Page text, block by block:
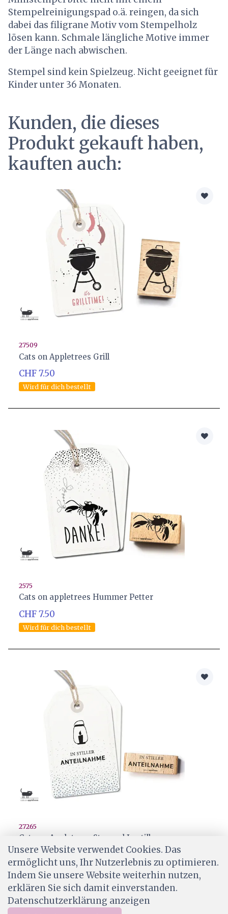
Stempelreinigungspad o.ä. reingen, da sich
dabei das filigrane Motiv vom Stempelholz
lösen kann. Schmale längliche Motive immer
der Länge nach abwischen.
Stempel sind kein Spielzeug. Nicht geeignet für
Kinder unter 36 Monaten.
Kunden, die dieses
Produkt gekauft haben,
kauften auch:
27509
Cats on Appletrees Grill
CHF 7.50
Wird für dich bestellt
2575
Cats on appletrees Hummer Petter
CHF 7.50
Wird für dich bestellt
27265
Cats on Appletrees Stempel In stiller
Anteilnahme
CHF 6.50
Wird für dich bestellt
Unsere Website verwendet Cookies. Das
ermöglicht uns, Ihr Nutzerlebnis zu optimieren.
Indem Sie unsere Website weiterhin nutzen,
erklären Sie sich damit einverstanden.
Datenschutzerklärung anzeigen